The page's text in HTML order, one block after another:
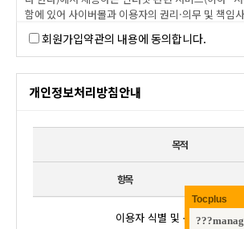
회원가입약관의 내용에 동의합니다.
개인정보처리방침안내
목적
항목
이용자 식별 및 본인여부 확인
Tocplus